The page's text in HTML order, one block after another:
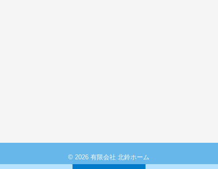
© 2026 有限会社 北鈴ホーム